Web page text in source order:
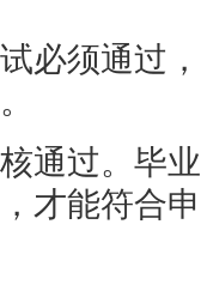
须通过，
过。毕业
才能符合